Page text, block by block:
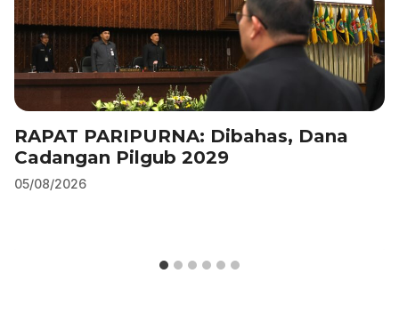
RAPAT PARIPURNA: Dibahas, Dana
Cadangan Pilgub 2029
05/08/2026